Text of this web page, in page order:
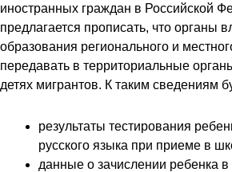
иностранных граждан в Российской
предлагается прописать, что органы
образования регионального и
передавать в территориальные
детях мигрантов. К таким сведениям
результаты тестирования
русского языка при приеме в
данные о зачислении ребенка